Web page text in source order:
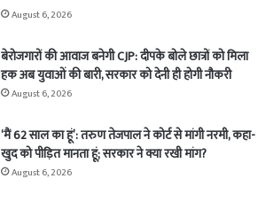
August 6, 2026
बेरोजगारों की आवाज बनेगी CJP: दीपके बोले छात्रों को मिला
हक अब युवाओं की बारी, सरकार को देनी ही होगी नौकरी
August 6, 2026
‘मैं 62 साल का हूं’: तरुण तेजपाल ने कोर्ट से मांगी नरमी, कहा-
खुद को पीड़ित मानता हूं; सरकार ने क्या रखी मांग?
August 6, 2026